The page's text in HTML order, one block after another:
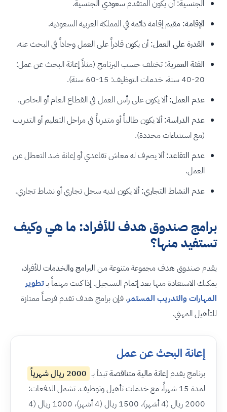
الجنسية:أن يكون المتقدم سعودي الجنسية.
الإقامة: مقيم إقامة دائمة في المملكة العربية السعودية.
القدرة على العمل:أن يكون قادراً على العمل وجاداً في البحث عنه.
الفئة العمرية: تختلف حسب البرنامج (مثلاً إعانة البحث عن عمل:
20-40 سنة، خدمات التوظيف: 15-60 سنة).
عدم العمل:ألا يكون على رأس العمل في القطاع العام أو الخاص.
عدم الدراسة:ألا يكون طالباً أو متدرباً في مراحل التعليم أو التدريب
(مع استثناءات محددة).
عدم التقاعد:ألا يصرف له معاش تقاعدي أو إعانة ضد التعطل عن
العمل.
عدم النشاط التجاري:ألا يكون لديه سجل تجاري أو نشاط تجاري.
برامج صندوق هدف للأفراد: ما هي وكيف
تستفيد منها؟
يقدم صندوق هدف مجموعة متنوعة من البرامج والخدمات للأفراد،
يمكنك الاستفادة منها بعد إتمام التسجيل. إذا كنت مهتماً بـتطوير
المهارات والتدريب المستمر، فإن برامج هدف تقدم فرصاً ممتازة
للتأهيل المهني.
إعانة البحث عن عمل
برنامج يقدم إعانة مالية متناقصةتبدأ بـ 2000 ريال شهرياً
لمدة 15 شهراً، مع خدمات تأهيل وتوظيف. تشمل الدفعات:
2000 ريال (4 أشهر)، 1500 ريال (4 أشهر)، 1000 ريال (4